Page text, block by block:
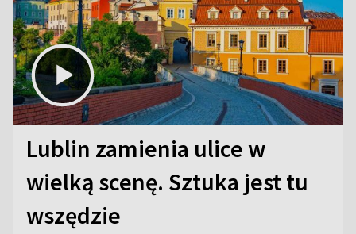
Lublin zamienia ulice w
wielką scenę. Sztuka jest tu
wszędzie